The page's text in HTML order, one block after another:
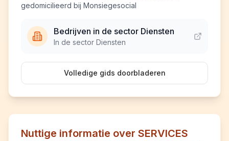
gedomicilieerd bij Monsiegesocial
Bedrijven in de sector Diensten
In de sector Diensten
Volledige gids doorbladeren
Nuttige informatie over SERVICES